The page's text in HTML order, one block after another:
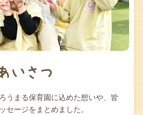
うまる保育園に込めた想いや、皆
セージをまとめました。